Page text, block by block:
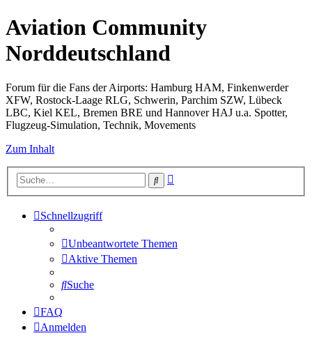
Aviation Community
Norddeutschland
Forum für die Fans der Airports: Hamburg HAM, Finkenwerder
XFW, Rostock-Laage RLG, Schwerin, Parchim SZW, Lübeck
LBC, Kiel KEL, Bremen BRE und Hannover HAJ u.a. Spotter,
Flugzeug-Simulation, Technik, Movements
Zum Inhalt
Suche
Schnellzugriff
Unbeantwortete Themen
Aktive Themen
Suche
FAQ
Anmelden